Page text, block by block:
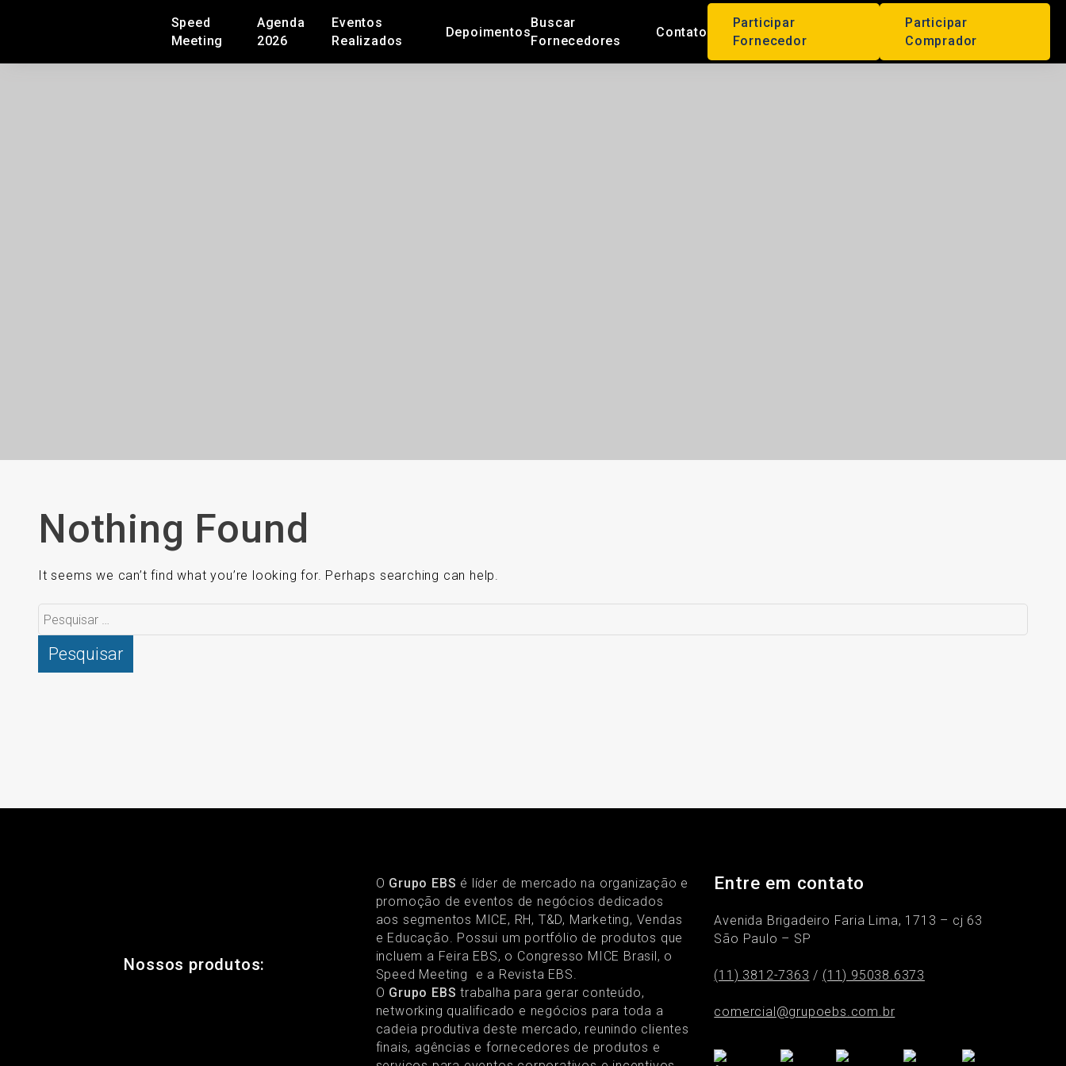
Speed
Meeting
Agenda
2026
Eventos
Realizados
Depoimentos
Buscar
Fornecedores
Contato
Participar
Fornecedor
Participar
Comprador
Nothing Found
It seems we can’t find what you’re looking for. Perhaps searching can help.
Pesquisar
por:
Nossos produtos:
O Grupo EBS é líder de mercado na organização e
promoção de eventos de negócios dedicados
aos segmentos MICE, RH, T&D, Marketing, Vendas
e Educação. Possui um portfólio de produtos que
incluem a Feira EBS, o Congresso MICE Brasil, o
Speed Meeting e a Revista EBS.
O Grupo EBS trabalha para gerar conteúdo,
networking qualificado e negócios para toda a
cadeia produtiva deste mercado, reunindo clientes
finais, agências e fornecedores de produtos e
Entre em contato
Avenida Brigadeiro Faria Lima, 1713 – cj 63
São Paulo – SP
(11) 3812-7363 / (11) 95038.6373
comercial@grupoebs.com.br